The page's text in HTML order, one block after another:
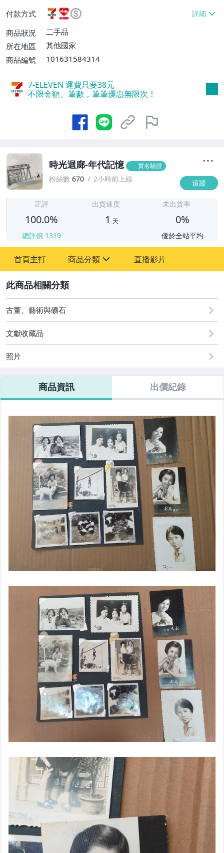
$899免運費】、萊爾富取貨付款【單件運
費$60、消費滿$899免運費】、郵局掛號
【單件運費$79、消費滿$899免運費】
付款方式
商品狀況
二手品
所在地區
其他國家
商品編號
101631584314
7-ELEVEN 運費只要38元
不限金額、筆數，筆筆優惠無限次！
時光迴廊-年代記憶 實名驗證
粉絲數 670 2小時前上線 追蹤
正評
100.0%
總評價 1319
出貨速度
1 天
未出貨率
0%
優於全站平均
首頁主打 商品分類
嬰幼兒與孕婦
成人專區
玩具、模型與公仔
偶像、球員卡與郵幣
手錶與飾品配件
家電與影音視聽
電腦、平板與周邊
相機、攝影與周邊
電玩遊戲與主機
直播影片
古董、藝術與礦石
文獻收藏品
照片
商品資訊 出價紀錄